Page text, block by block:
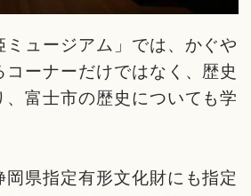
ミュージアム」では、かぐや
ーナーだけではなく、歴史
富士市の歴史についても学
岡県指定有形文化財にも指定